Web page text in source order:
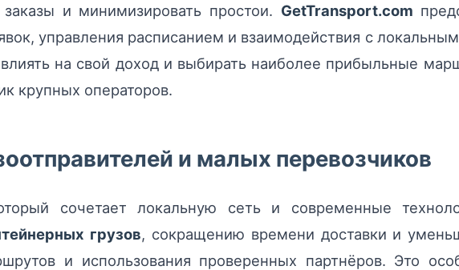
и минимизировать простои. GetTransport.com
управления расписанием и взаимодействия с
на свой доход и выбирать наиболее прибыльные
крупных операторов.
и малых перевозчиков
сочетает локальную сеть и современные
грузов, сокращению времени доставки и
и использования проверенных партнёров. Это